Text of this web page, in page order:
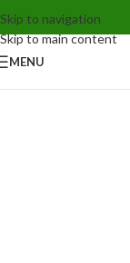
Skip to navigation
Skip to main content
MENU